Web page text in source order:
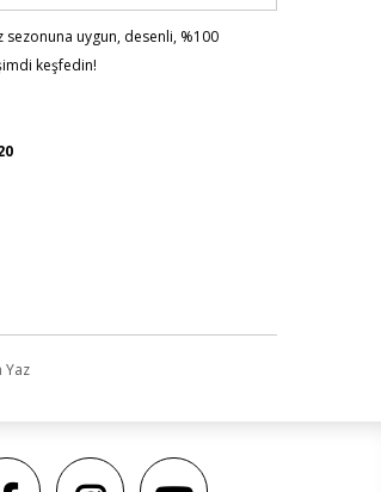
uygun, desenli, %100
keşfedin!
Yaz